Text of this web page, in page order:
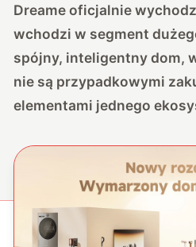
Dreame oficjalnie
wchodzi w segment
spójny, inteligentny dom,
nie są przypadkowymi
elementami jednego